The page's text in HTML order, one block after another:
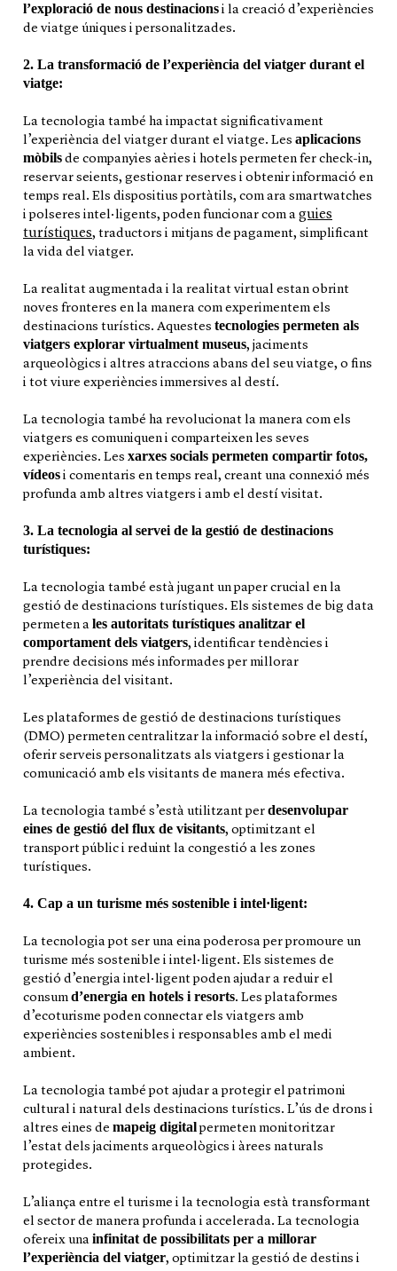
l’exploració de nous destinacions i la creació d’experiències
de viatge úniques i personalitzades.
2. La transformació de l’experiència del viatger durant el
viatge:
La tecnologia també ha impactat significativament
l’experiència del viatger durant el viatge. Les aplicacions
mòbils de companyies aèries i hotels permeten fer check-in,
reservar seients, gestionar reserves i obtenir informació en
temps real. Els dispositius portàtils, com ara smartwatches
i polseres intel·ligents, poden funcionar com a guies
turístiques, traductors i mitjans de pagament, simplificant
la vida del viatger.
La realitat augmentada i la realitat virtual estan obrint
noves fronteres en la manera com experimentem els
destinacions turístics. Aquestes tecnologies permeten als
viatgers explorar virtualment museus, jaciments
arqueològics i altres atraccions abans del seu viatge, o fins
i tot viure experiències immersives al destí.
La tecnologia també ha revolucionat la manera com els
viatgers es comuniquen i comparteixen les seves
experiències. Les xarxes socials permeten compartir fotos,
vídeos i comentaris en temps real, creant una connexió més
profunda amb altres viatgers i amb el destí visitat.
3. La tecnologia al servei de la gestió de destinacions
turístiques:
La tecnologia també està jugant un paper crucial en la
gestió de destinacions turístiques. Els sistemes de big data
permeten a les autoritats turístiques analitzar el
comportament dels viatgers, identificar tendències i
prendre decisions més informades per millorar
l’experiència del visitant.
Les plataformes de gestió de destinacions turístiques
(DMO) permeten centralitzar la informació sobre el destí,
oferir serveis personalitzats als viatgers i gestionar la
comunicació amb els visitants de manera més efectiva.
La tecnologia també s’està utilitzant per desenvolupar
eines de gestió del flux de visitants, optimitzant el
transport públic i reduint la congestió a les zones
turístiques.
4. Cap a un turisme més sostenible i intel·ligent:
La tecnologia pot ser una eina poderosa per promoure un
turisme més sostenible i intel·ligent. Els sistemes de
gestió d’energia intel·ligent poden ajudar a reduir el
consum d’energia en hotels i resorts. Les plataformes
d’ecoturisme poden connectar els viatgers amb
experiències sostenibles i responsables amb el medi
ambient.
La tecnologia també pot ajudar a protegir el patrimoni
cultural i natural dels destinacions turístics. L’ús de drons i
altres eines de mapeig digitalpermeten monitoritzar
l’estat dels jaciments arqueològics i àrees naturals
protegides.
L’aliança entre el turisme i la tecnologia està transformant
el sector de manera profunda i accelerada. La tecnologia
ofereix una infinitat de possibilitats per a millorar
l’experiència del viatger, optimitzar la gestió de destins i